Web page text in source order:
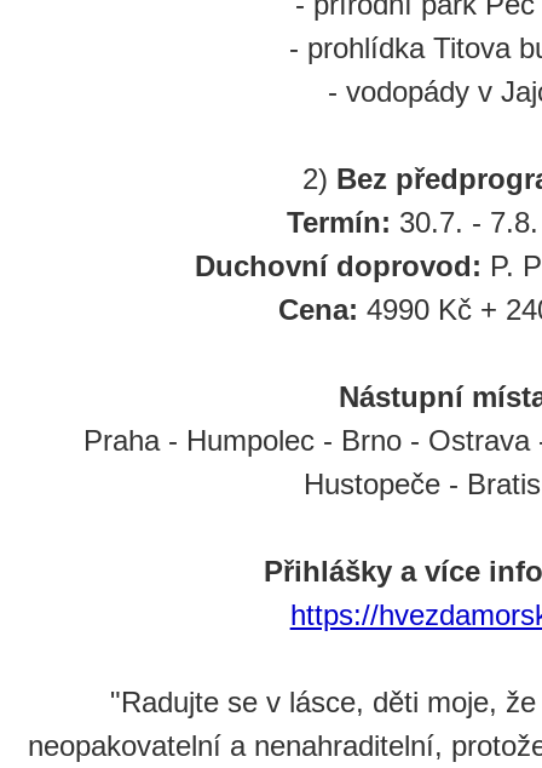
- prohlídka Titova
- vodopády v
2) Bez
Termín: 30.7. -
Duchovní doprovod: P.
Cena: 4990 Kč +
Nástupní
Praha - Humpolec - Brno -
Hustopeče -
Přihlášky a více
https://
"Radujte se v lásce, děti moje,
neopakovatelní a nenahraditelní,